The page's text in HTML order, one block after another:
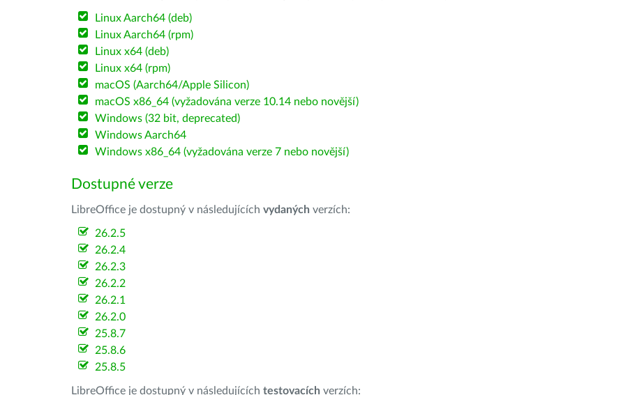
Linux Aarch64 (deb)
Linux Aarch64 (rpm)
Linux x64 (deb)
Linux x64 (rpm)
macOS (Aarch64/Apple Silicon)
macOS x86_64 (vyžadována verze 10.14 nebo novější)
Windows (32 bit, deprecated)
Windows Aarch64
Windows x86_64 (vyžadována verze 7 nebo novější)
Dostupné verze
LibreOffice je dostupný v následujících vydaných verzích:
26.2.5
26.2.4
26.2.3
26.2.2
26.2.1
26.2.0
25.8.7
25.8.6
25.8.5
LibreOffice je dostupný v následujících testovacích verzích: